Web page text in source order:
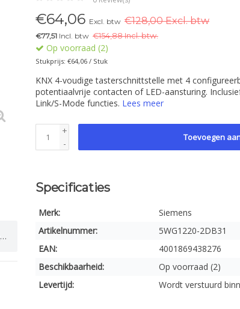
€64,06 Excl. btw €128,00 Excl. btw
€77,51 Incl. btw €154,88 Incl. btw.
Op voorraad (2)
Stukprijs: €64,06 / Stuk
KNX 4-voudige tasterschnittstelle met 4
potentiaalvrije contacten of LED-aansturing.
Link/S-Mode functies. Lees meer
+
-
Toevoegen
Specificaties
Merk:
Siemens
Artikelnummer:
5WG1220-2DB31
EAN:
4001869438276
Beschikbaarheid:
Op voorraad (2)
Levertijd:
Wordt verstuurd